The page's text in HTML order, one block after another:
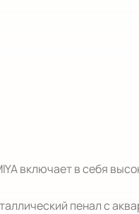
включает в себя
пенал с